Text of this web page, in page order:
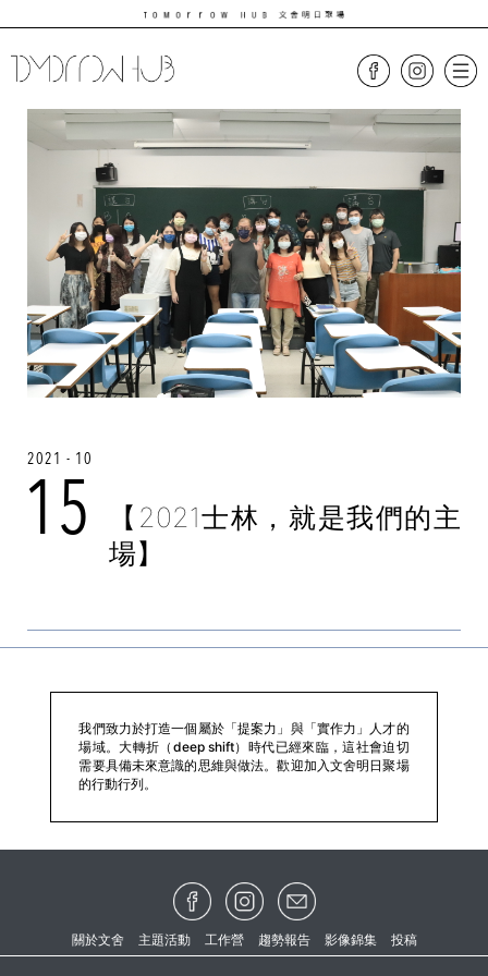
2021 - 10
15
【2021士林，就是我們的主
場】
我們致力於打造一個屬於「提案力」與「實作力」人才的
場域。大轉折（deep shift）時代已經來臨，這社會迫切
需要具備未來意識的思維與做法。歡迎加入文舍明日聚場
的行動行列。
關於文舍 主題活動 工作營 趨勢報告 影像錦集 投稿